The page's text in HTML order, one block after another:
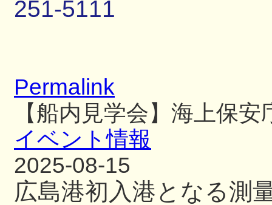
251-5111
Permalink
【船内見学会】海上保
イベント情報
2025-08-15
広島港初入港となる測